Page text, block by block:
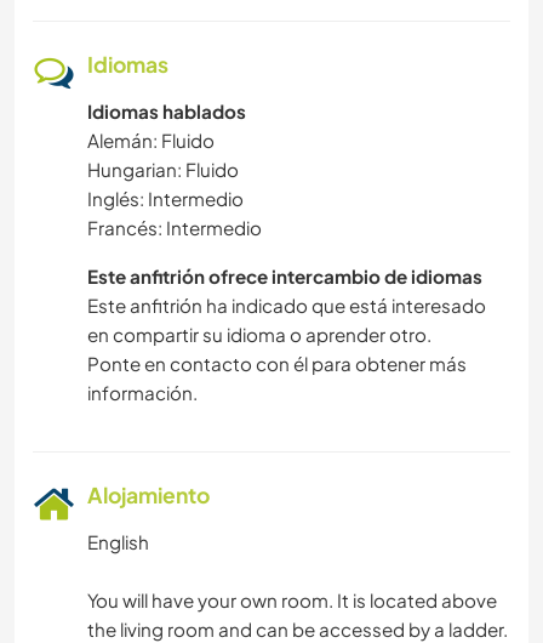
Idiomas
Idiomas hablados
Alemán: Fluido
Hungarian: Fluido
Inglés: Intermedio
Francés: Intermedio
Este anfitrión ofrece intercambio de idiomas
Este anfitrión ha indicado que está interesado
en compartir su idioma o aprender otro.
Ponte en contacto con él para obtener más
información.
Alojamiento
English
You will have your own room. It is located above
the living room and can be accessed by a ladder.